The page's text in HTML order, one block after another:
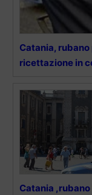
Catania,
ricettazione in
Catania